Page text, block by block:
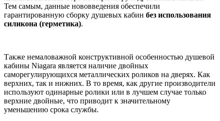
Тем самым, данные нововведения обеспечили
гарантированную сборку душевых кабин без использования
силикона (герметика).
Также немаловажной конструктивной особенностью душевой
кабины Niagara является наличие двойных
саморегулирующихся металлических роликов на дверях. Как
верхних, так и нижних. В то время, как другие производители
используют одинарные ролики или в лучшем случае только
верхние двойные, что приводит к значительному
уменьшению срока службы.